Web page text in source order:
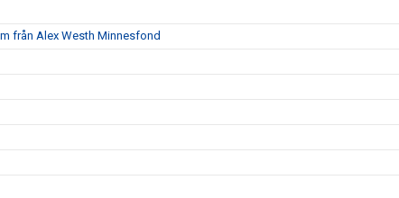
från Alex Westh Minnesfond